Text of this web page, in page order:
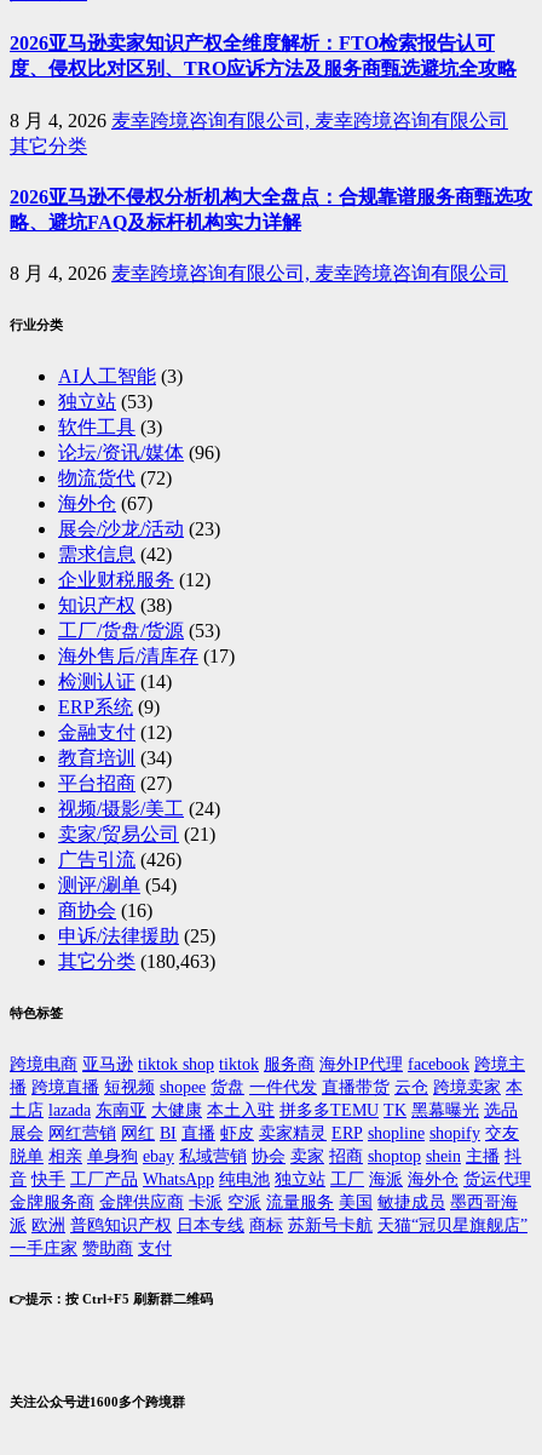
2026亚马逊卖家知识产权全维度解析：FTO检索报告认可
度、侵权比对区别、TRO应诉方法及服务商甄选避坑全攻略
8 月 4, 2026 麦幸跨境咨询有限公司, 麦幸跨境咨询有限公司
其它分类
2026亚马逊不侵权分析机构大全盘点：合规靠谱服务商甄选攻
略、避坑FAQ及标杆机构实力详解
8 月 4, 2026 麦幸跨境咨询有限公司, 麦幸跨境咨询有限公司
行业分类
AI人工智能 (3)
独立站 (53)
软件工具 (3)
论坛/资讯/媒体 (96)
物流货代 (72)
海外仓 (67)
展会/沙龙/活动 (23)
需求信息 (42)
企业财税服务 (12)
知识产权 (38)
工厂/货盘/货源 (53)
海外售后/清库存 (17)
检测认证 (14)
ERP系统 (9)
金融支付 (12)
教育培训 (34)
平台招商 (27)
视频/摄影/美工 (24)
卖家/贸易公司 (21)
广告引流 (426)
测评/涮单 (54)
商协会 (16)
申诉/法律援助 (25)
其它分类 (180,463)
特色标签
跨境电商 亚马逊 tiktok shop tiktok 服务商 海外IP代理 facebook 跨境主
播 跨境直播 短视频 shopee 货盘 一件代发 直播带货 云仓 跨境卖家 本
土店 lazada 东南亚 大健康 本土入驻 拼多多TEMU TK 黑幕曝光 选品
展会 网红营销 网红 BI 直播 虾皮 卖家精灵 ERP shopline shopify 交友
脱单 相亲 单身狗 ebay 私域营销 协会 卖家 招商 shoptop shein 主播 抖
音 快手 工厂产品 WhatsApp 纯电池 独立站 工厂 海派 海外仓 货运代理
金牌服务商 金牌供应商 卡派 空派 流量服务 美国 敏捷成员 墨西哥海
派 欧洲 普鸥知识产权 日本专线 商标 苏新号卡航 天猫“冠贝星旗舰店”
一手庄家 赞助商 支付
👉提示：按 Ctrl+F5 刷新群二维码
关注公众号进1600多个跨境群